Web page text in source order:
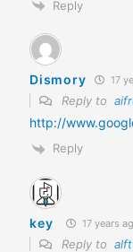
Reply
Dismory 17
Reply to
http://
Reply
key 17 years
Reply toalft